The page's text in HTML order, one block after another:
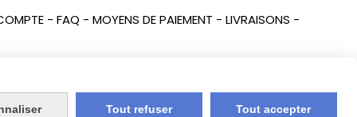
FAQ MOYENS DE PAIEMENT LIVRAISONS
Tout refuser Tout accepter